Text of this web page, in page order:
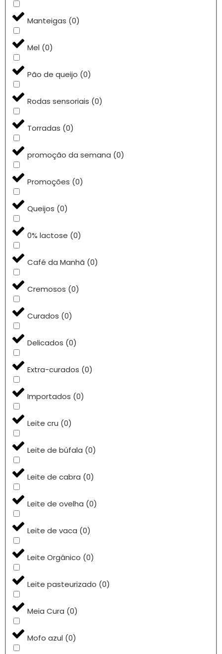
Manteigas (0)
Mel (0)
Pão de queijo (0)
Rodas sensoriais (0)
Torradas (0)
promoção da semana (0)
Promoções (0)
Queijos (0)
0% lactose (0)
Café da Manhã (0)
Cremosos (0)
Curados (0)
Delicados (0)
Extra-curados (0)
Importados (0)
Leite cru (0)
Leite de búfala (0)
Leite de cabra (0)
Leite de ovelha (0)
Leite de vaca (0)
Leite Orgânico (0)
Leite pasteurizado (0)
Meia Cura (0)
Mofo azul (0)